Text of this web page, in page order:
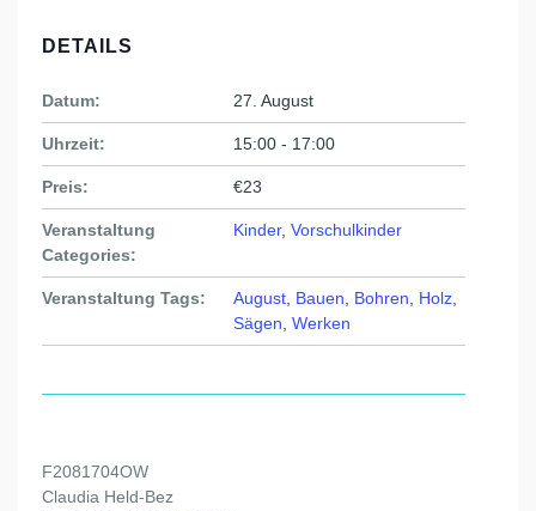
DETAILS
Datum: 27. August
Uhrzeit: 15:00 - 17:00
Preis: €23
Veranstaltung
Categories:
Kinder, Vorschulkinder
Veranstaltung Tags: August Bauen Bohren Holz
Sägen Werken
F2081704OW
Claudia Held-Bez